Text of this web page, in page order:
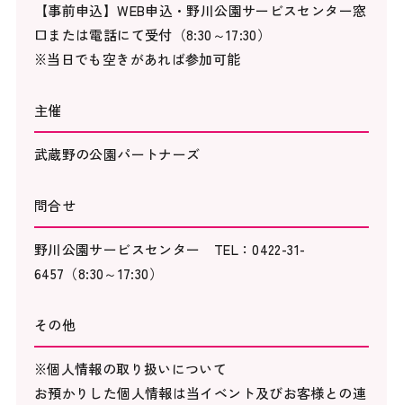
【事前申込】WEB申込・野川公園サービスセンター窓
口または電話にて受付（8:30～17:30）
※当日でも空きがあれば参加可能
主催
武蔵野の公園パートナーズ
問合せ
野川公園サービスセンター TEL：0422-31-
6457（8:30～17:30）
その他
※個人情報の取り扱いについて
お預かりした個人情報は当イベント及びお客様との連